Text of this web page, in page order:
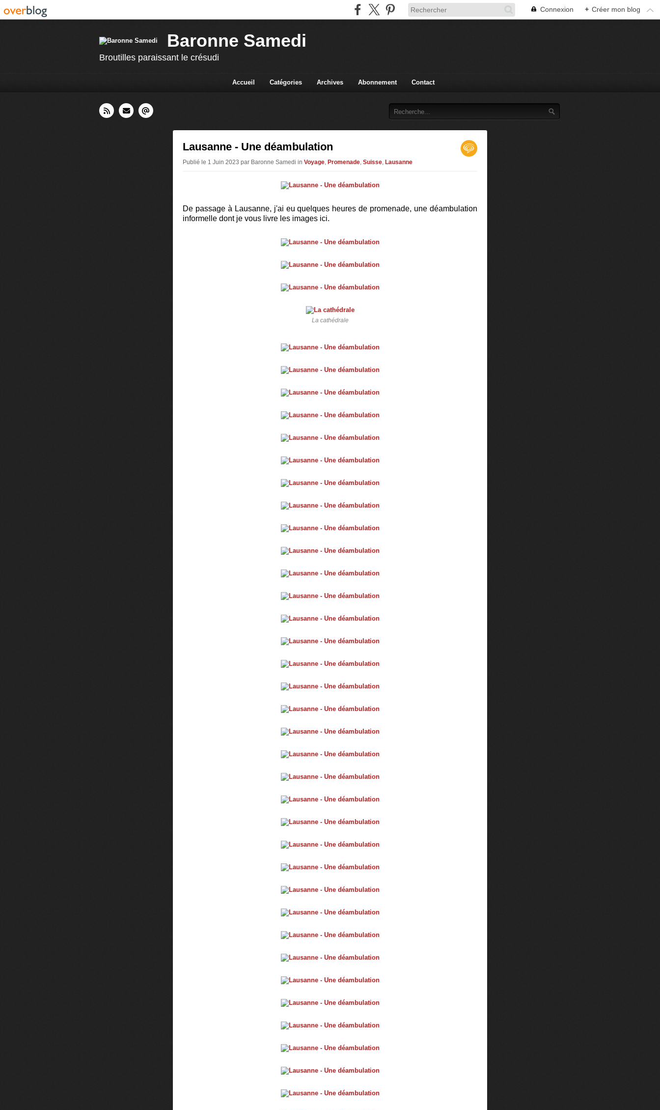
Connexion + Créer mon blog
Baronne Samedi
Broutilles paraissant le crésudi
Accueil Catégories Archives Abonnement Contact
Lausanne - Une déambulation
Publié le 1 Juin 2023 par Baronne Samedi in Voyage, Promenade, Suisse, Lausanne
De passage à Lausanne, j'ai eu quelques heures de promenade, une déambulation
informelle dont je vous livre les images ici.
La cathédrale